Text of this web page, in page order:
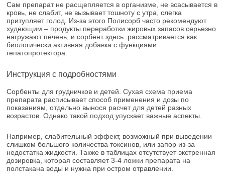
Сам препарат не расщепляется в организме, не всасывается в
кровь, не слабит, не вызывает тошноту с утра, слегка
притупляет голод. Из-за этого Полисорб часто рекомендуют
худеющим – продукты переработки жировых запасов серьезно
нагружают печень, и сорбент здесь рассматривается как
биологически активная добавка с функциями
гепатопротектора.
Инструкция с подробностями
Сорбенты для грудничков и детей. Сухая схема приема
препарата расписывает способ применения и дозы по
показаниям, отдельно вынося расчет для детей разных
возрастов. Однако такой подход упускает важные аспекты.
Например, слабительный эффект, возможный при выведении
слишком большого количества токсинов, или запор из-за
недостатка жидкости. Также в таблицах отсутствует экстренная
дозировка, которая составляет 3-4 ложки препарата на
полстакана воды и нужна при остром отравлении.